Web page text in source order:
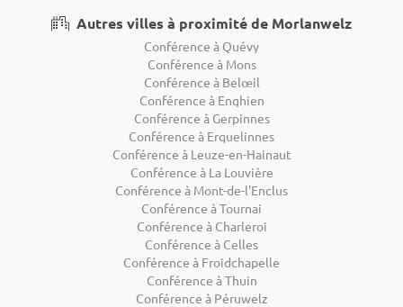
Autres villes à proximité de Morlanwelz
Conférence à Quévy
Conférence à Mons
Conférence à Belœil
Conférence à Enghien
Conférence à Gerpinnes
Conférence à Erquelinnes
Conférence à Leuze-en-Hainaut
Conférence à La Louvière
Conférence à Mont-de-l'Enclus
Conférence à Tournai
Conférence à Charleroi
Conférence à Celles
Conférence à Froidchapelle
Conférence à Thuin
Conférence à Péruwelz